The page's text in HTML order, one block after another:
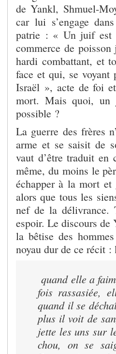
de Yankl, Shmuel-
car lui s’engage
patrie : « Un juif est
commerce de
hardi combattant, et
face et qui, se voyant
Israël », acte de foi
mort. Mais quoi, un
possible ?
La guerre des frères
arme et se saisit de
vaut d’être traduit en
même, du moins le
échapper à la mort et
alors que tous les
nef de la délivrance.
espoir. Le discours de
la bêtise des
noyau dur de ce récit :
quand elle a
fois rassasiée,
quand il se
plus il voit de
jette les uns sur
chou, on se